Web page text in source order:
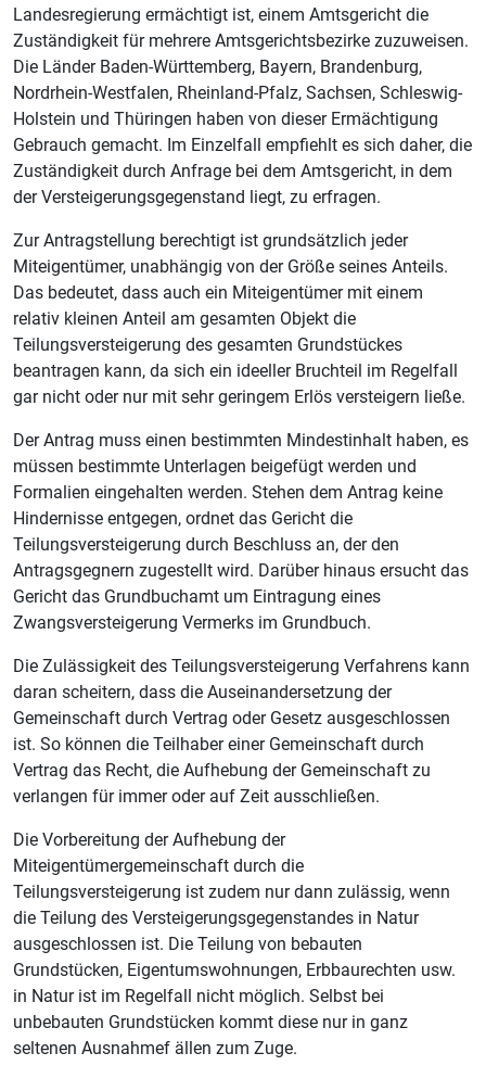
Landesregierung ermächtigt ist, einem Amtsgericht die
Zuständigkeit für mehrere Amtsgerichtsbezirke zuzuweisen.
Die Länder Baden-Württemberg, Bayern, Brandenburg,
Nordrhein-Westfalen, Rheinland-Pfalz, Sachsen, Schleswig-
Holstein und Thüringen haben von dieser Ermächtigung
Gebrauch gemacht. Im Einzelfall empfiehlt es sich daher, die
Zuständigkeit durch Anfrage bei dem Amtsgericht, in dem
der Versteigerungsgegenstand liegt, zu erfragen.
Zur Antragstellung berechtigt ist grundsätzlich jeder
Miteigentümer, unabhängig von der Größe seines Anteils.
Das bedeutet, dass auch ein Miteigentümer mit einem
relativ kleinen Anteil am gesamten Objekt die
Teilungsversteigerung des gesamten Grundstückes
beantragen kann, da sich ein ideeller Bruchteil im Regelfall
gar nicht oder nur mit sehr geringem Erlös versteigern ließe.
Der Antrag muss einen bestimmten Mindestinhalt haben, es
müssen bestimmte Unterlagen beigefügt werden und
Formalien eingehalten werden. Stehen dem Antrag keine
Hindernisse entgegen, ordnet das Gericht die
Teilungsversteigerung durch Beschluss an, der den
Antragsgegnern zugestellt wird. Darüber hinaus ersucht das
Gericht das Grundbuchamt um Eintragung eines
Zwangsversteigerung Vermerks im Grundbuch.
Die Zulässigkeit des Teilungsversteigerung Verfahrens kann
daran scheitern, dass die Auseinandersetzung der
Gemeinschaft durch Vertrag oder Gesetz ausgeschlossen
ist. So können die Teilhaber einer Gemeinschaft durch
Vertrag das Recht, die Aufhebung der Gemeinschaft zu
verlangen für immer oder auf Zeit ausschließen.
Die Vorbereitung der Aufhebung der
Miteigentümergemeinschaft durch die
Teilungsversteigerung ist zudem nur dann zulässig, wenn
die Teilung des Versteigerungsgegenstandes in Natur
ausgeschlossen ist. Die Teilung von bebauten
Grundstücken, Eigentumswohnungen, Erbbaurechten usw.
in Natur ist im Regelfall nicht möglich. Selbst bei
unbebauten Grundstücken kommt diese nur in ganz
seltenen Ausnahmef ällen zum Zuge.